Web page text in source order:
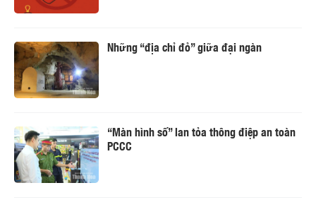
Những “địa chỉ đỏ” giữa đại ngàn
“Màn hình số” lan tỏa thông điệp an toàn
PCCC